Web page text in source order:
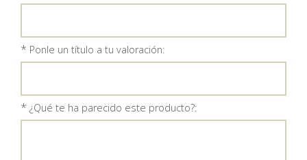
* Ponle un título a tu valoración:
* ¿Qué te ha parecido este producto?: